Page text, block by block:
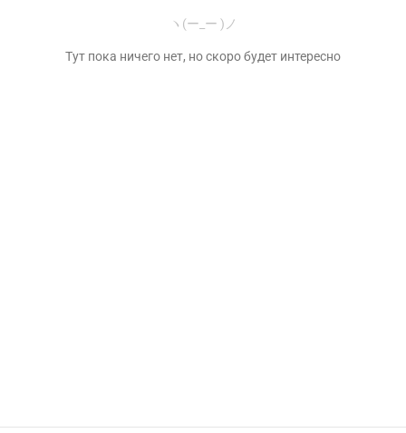
ヽ(ー_ー )ノ
Тут пока ничего нет, но скоро будет интересно